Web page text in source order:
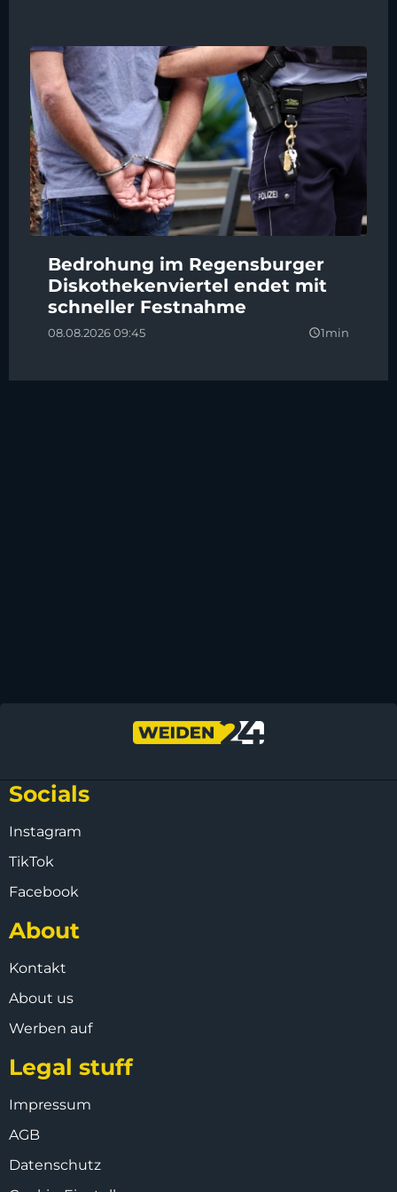
Bedrohung im Regensburger
Diskothekenviertel endet mit
schneller Festnahme
08.08.2026 09:45 query_builder1min
Socials
Instagram
TikTok
Facebook
About
Kontakt
About us
Werben auf
Legal stuff
Impressum
AGB
Datenschutz